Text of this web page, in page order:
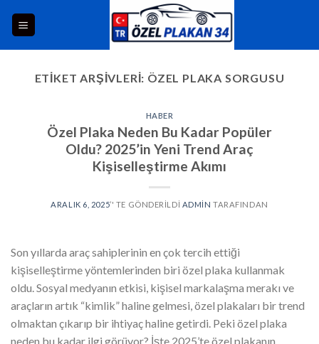
ETIKET ARŞIVLERI: ÖZEL PLAKA SORGUSU
HABER
Özel Plaka Neden Bu Kadar Popüler
Oldu? 2025’in Yeni Trend Araç
Kişiselleştirme Akımı
ARALIK 6, 2025’' TE GÖNDERILDI ADMIN TARAFINDAN
Son yıllarda araç sahiplerinin en çok tercih ettiği
kişiselleştirme yöntemlerinden biri özel plaka kullanmak
oldu. Sosyal medyanın etkisi, kişisel markalaşma merakı ve
araçların artık “kimlik” haline gelmesi, özel plakaları bir trend
olmaktan çıkarıp bir ihtiyaç haline getirdi. Peki özel plaka
neden bu kadar ilgi görüyor? İşte 2025’te özel plakanın